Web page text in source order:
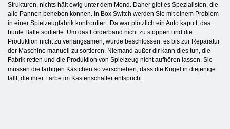
Strukturen, nichts hält ewig unter dem Mond. Daher gibt es Spezialisten, die
alle Pannen beheben können. In Box Switch werden Sie mit einem Problem
in einer Spielzeugfabrik konfrontiert. Da war plötzlich ein Auto kaputt, das
bunte Bälle sortierte. Um das Förderband nicht zu stoppen und die
Produktion nicht zu verlangsamen, wurde beschlossen, es bis zur Reparatur
der Maschine manuell zu sortieren. Niemand außer dir kann dies tun, die
Fabrik retten und die Produktion von Spielzeug nicht aufhören lassen. Sie
müssen die farbigen Kästchen so verschieben, dass die Kugel in diejenige
fällt, die ihrer Farbe im Kastenschalter entspricht.